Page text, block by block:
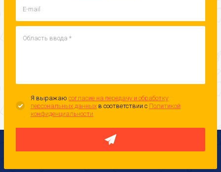
Я выражаю согласие на передачу и обработку
персональных данных в соответствии с Политикой
конфиденциальности